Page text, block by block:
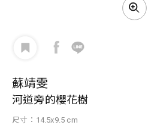
蘇靖雯
河道旁的櫻花樹
尺寸：14.5x9.5 cm